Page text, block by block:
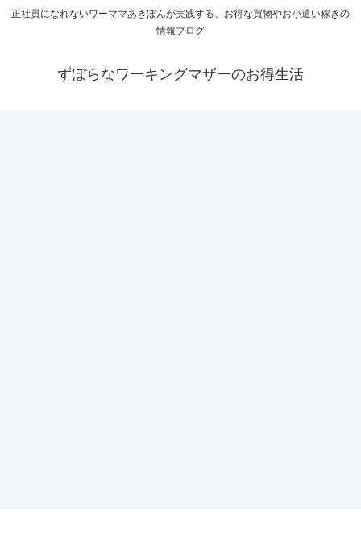
正社員になれないワーママあきぽんが実践する、お得な買物やお小遣い稼ぎの
情報ブログ
ずぼらなワーキングマザーのお得生活